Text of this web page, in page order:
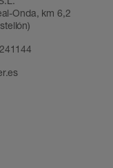
Onda, km 6,2